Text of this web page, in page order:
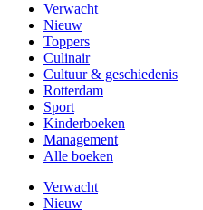
Verwacht
Nieuw
Toppers
Culinair
Cultuur & geschiedenis
Rotterdam
Sport
Kinderboeken
Management
Alle boeken
Verwacht
Nieuw